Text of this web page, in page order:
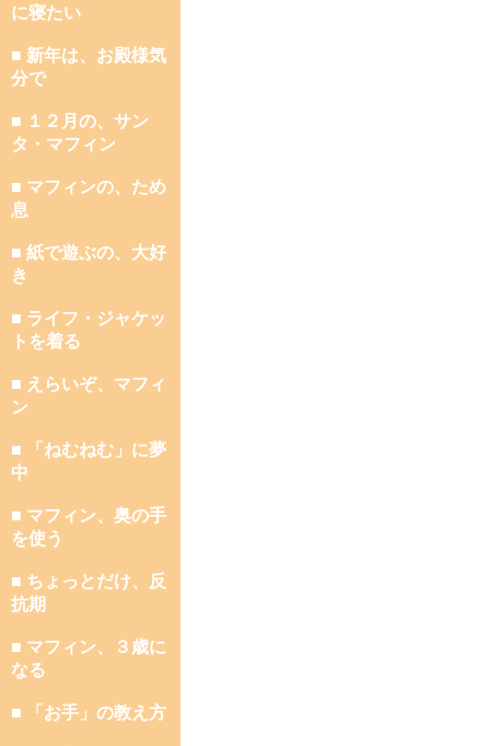
に寝たい
■ 新年は、お殿様気
分で
■ １２月の、サン
タ・マフィン
■ マフィンの、ため
息
■ 紙で遊ぶの、大好
き
■ ライフ・ジャケッ
トを着る
■ えらいぞ、マフィ
ン
■ 「ねむねむ」に夢
中
■ マフィン、奥の手
を使う
■ ちょっとだけ、反
抗期
■ マフィン、３歳に
なる
■ 「お手」の教え方